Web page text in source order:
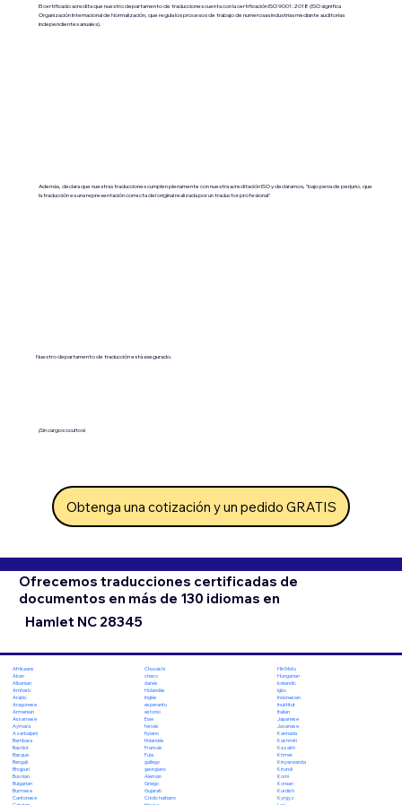
El certificado acredita que nuestro departamento de traducciones cuenta con la certificación ISO 9001:2018 (ISO significa
Organización Internacional de Normalización, que regula los procesos de trabajo de numerosas industrias mediante auditorías
independientes anuales).
Además, declara que nuestras traducciones cumplen plenamente con nuestra acreditación ISO y declaramos, "bajo pena de perjurio, que
la traducción es una representación correcta del original realizada por un traductor profesional".
Nuestro departamento de traducción está asegurado.
¡Sin cargos ocultos!
Obtenga una cotización y un pedido GRATIS
Ofrecemos traducciones certificadas de
documentos en más de 130 idiomas en
Hamlet NC 28345
Afrikaans
Akan
Albanian
Amharic
Arabic
Aragonese
Armenian
Assamese
Aymara
Azerbaijani
Bambara
Bashkir
Basque
Bengali
Bhojpuri
Bosnian
Bulgarian
Burmese
Cantonese
Chuvashi
checo
danés
Holandés
Inglés
esperanto
estonio
Ewe
feroés
fiyiano
finlandés
Francés
Fula
gallego
georgiano
Alemán
Griego
Gujarati
Criollo haitiano
Hiri Motu
Hungarian
Icelandic
Igbo
Indonesian
Inuktitut
Italian
Japanese
Javanese
Kannada
Kashmiri
Kazakh
Khmer
Kinyarwanda
Kirundi
Komi
Korean
Kurdish
Kyrgyz